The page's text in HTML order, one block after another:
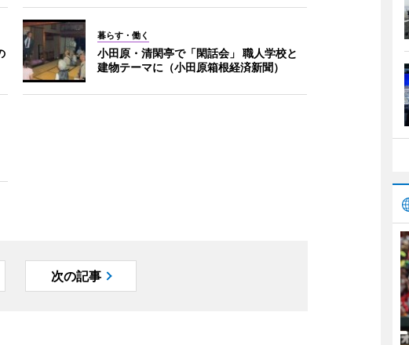
暮らす・働く
小田原・清閑亭で「閑話会」 職人学校と
建物テーマに（小田原箱根経済新聞）
次の記事